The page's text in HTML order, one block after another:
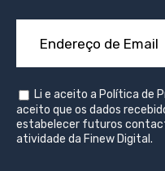
Li e aceito a Política de
aceito que os dados
estabelecer futuros
atividade da Finew Digital.